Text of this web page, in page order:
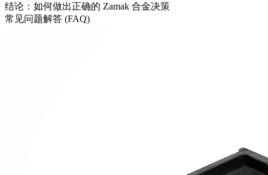
结论：如何做出正确的 Zamak 合金决策
常见问题解答 (FAQ)